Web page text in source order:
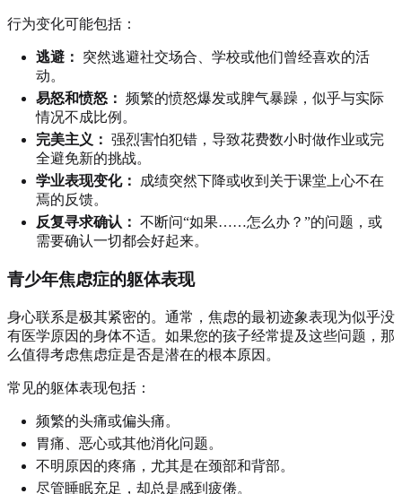
行为变化可能包括：
逃避：
突然逃避社交场合、学校或他们曾经喜欢的活
动。
易怒和愤怒： 频繁的愤怒爆发或脾气暴躁，似乎与实际
情况不成比例。
完美主义： 强烈害怕犯错，导致花费数小时做作业或完
全避免新的挑战。
学业表现变化：
成绩突然下降或收到关于课堂上心不在
焉的反馈。
反复寻求确认： 不断问“如果……怎么办？”的问题，或
需要确认一切都会好起来。
青少年焦虑症的躯体表现
身心联系是极其紧密的。通常，焦虑的最初迹象表现为似乎没
有医学原因的身体不适。如果您的孩子经常提及这些问题，那
么值得考虑焦虑症是否是潜在的根本原因。
常见的躯体表现包括：
频繁的头痛或偏头痛。
胃痛、恶心或其他消化问题。
不明原因的疼痛，尤其是在颈部和背部。
尽管睡眠充足，却总是感到疲倦。